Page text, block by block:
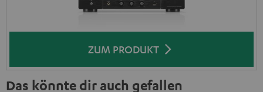
ZUM PRODUKT
Das könnte dir auch gefallen